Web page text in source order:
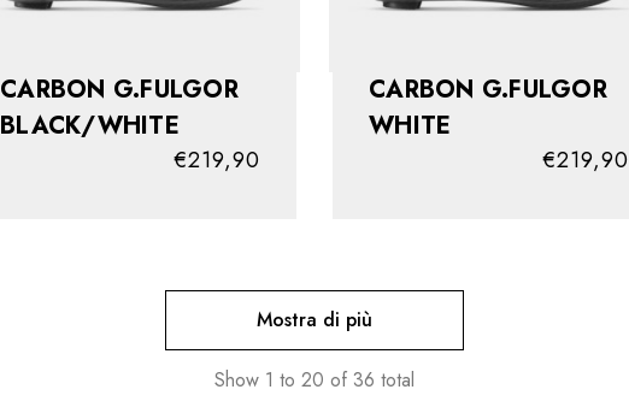
CARBON G.FULGOR
BLACK/WHITE
€219,90
CARBON G.FULGOR
WHITE
€219,90
Mostra di più
Show 1 to 20 of 36 total